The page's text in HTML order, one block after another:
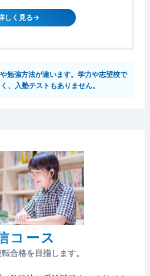
しく見る→
勉強方法が違います。学力や志望校で
、入塾テストもありません。
コース
合格を目指します。